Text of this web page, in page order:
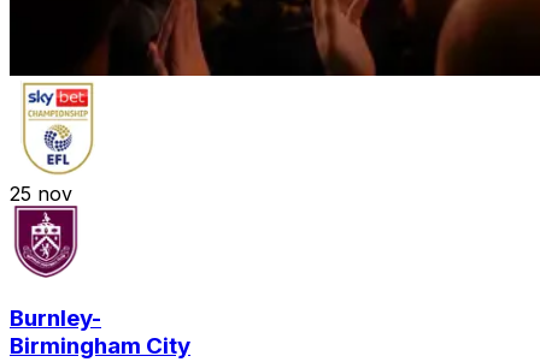
25 nov
Burnley-
Birmingham City